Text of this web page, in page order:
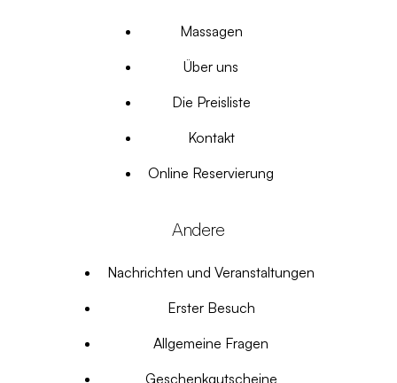
Massagen
Über uns
Die Preisliste
Kontakt
Online Reservierung
Andere
Nachrichten und Veranstaltungen
Erster Besuch
Allgemeine Fragen
Geschenkgutscheine